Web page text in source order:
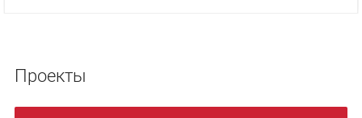
Проекты